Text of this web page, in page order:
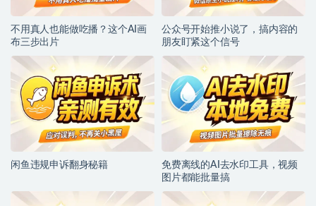
不用真人也能做吃播？这个AI画
布三步出片
公众号开始推小说了，搞内容的
朋友盯紧这个信号
闲鱼违规申诉翻身秘籍
免费离线的AI去水印工具，视频
图片都能批量搞